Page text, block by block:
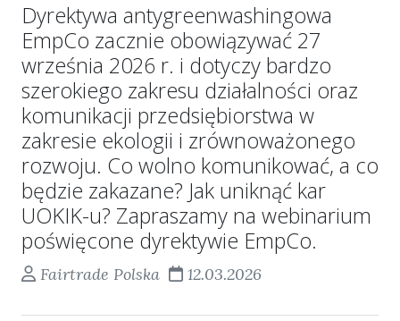
Dyrektywa antygreenwashingowa
EmpCo zacznie obowiązywać 27
września 2026 r. i dotyczy bardzo
szerokiego zakresu działalności oraz
komunikacji przedsiębiorstwa w
zakresie ekologii i zrównoważonego
rozwoju. Co wolno komunikować, a co
będzie zakazane? Jak uniknąć kar
UOKIK-u? Zapraszamy na webinarium
poświęcone dyrektywie EmpCo.
Fairtrade Polska 12.03.2026